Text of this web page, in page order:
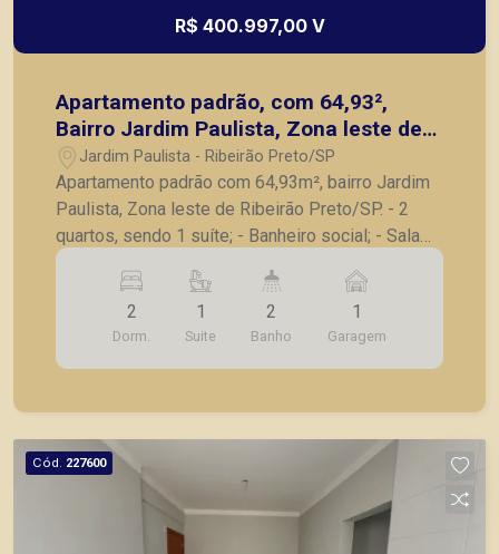
R$ 400.997,00 V
Apartamento padrão, com 64,93²,
Bairro Jardim Paulista, Zona leste de
Ribeirão Preto/SP
Jardim Paulista - Ribeirão Preto/SP
Apartamento padrão com 64,93m², bairro Jardim
Paulista, Zona leste de Ribeirão Preto/SP. - 2
quartos, sendo 1 suíte; - Banheiro social; - Sala
para 2 ambientes; - Sacada; - Cozinha; -
Lavanderia; - 1 vaga de garagem. A Piramid tem
como objetivo atender seus clientes com
agilidade e segurança, em locação, vendas de
imóveis prontos, usados ou mesmo nos
2
Dorm.
1
Suite
2
Banho
1
Garagem
Cód. 227600